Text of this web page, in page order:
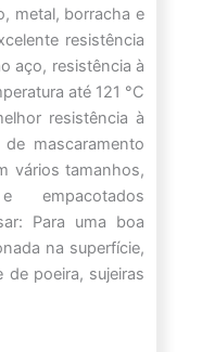
metal, borracha e
resistência
aço, resistência à
até 121 °C
resistência à
mascaramento
vários tamanhos,
Para uma boa
na superfície,
de poeira, sujeiras